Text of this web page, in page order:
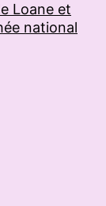
Loane et
national